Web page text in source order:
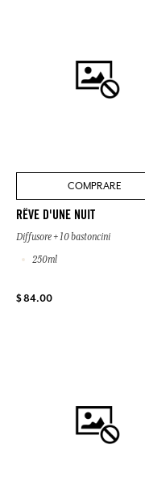
COMPRARE
RÊVE D'UNE NUIT
Diffusore + 10 bastoncini
250ml
$ 84.00